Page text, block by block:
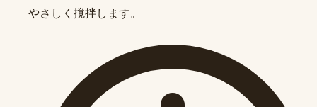
やさしく撹拌します。